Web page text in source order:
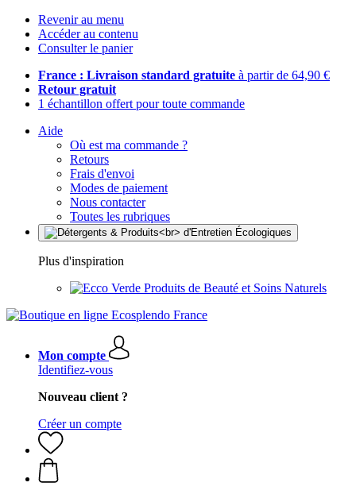
Revenir au menu
Accéder au contenu
Consulter le panier
France : Livraison standard gratuite à partir de 64,90 €
Retour gratuit
1 échantillon offert pour toute commande
Aide
Où est ma commande ?
Retours
Frais d'envoi
Modes de paiement
Nous contacter
Toutes les rubriques
Plus d'inspiration
Produits de Beauté et Soins Naturels
Mon compte
Identifiez-vous
Nouveau client ?
Créer un compte